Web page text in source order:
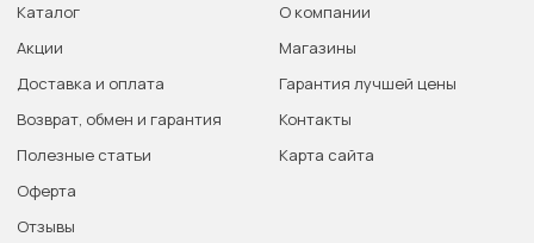
Каталог
Акции
Доставка и оплата
Возврат, обмен и гарантия
Полезные статьи
Оферта
Отзывы
О компании
Магазины
Гарантия лучшей цены
Контакты
Карта сайта